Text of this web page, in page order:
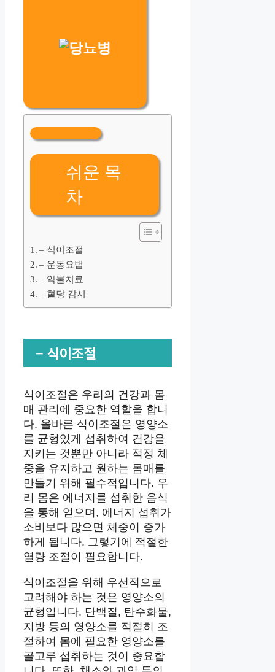
쉬운 목
차
– 식이조절
– 운동요법
– 약물치료
– 혈당 감시
– 식이조절
식이조절은 우리의 건강과 몸
매 관리에 중요한 역할을 합니
다. 올바른 식이조절은 영양소
를 균형있게 섭취하여 건강을
지키는 것뿐만 아니라 적정 체
중을 유지하고 원하는 몸매를
만들기 위해 필수적입니다. 우
리 몸은 에너지를 섭취한 음식
을 통해 얻으며, 에너지 섭취가
소비보다 많으면 체중이 증가
하게 됩니다. 그렇기에 적절한
열량 조절이 필요합니다.
식이조절을 위해 우선적으로
고려해야 하는 것은 영양소의
균형입니다. 단백질, 탄수화물,
지방 등의 영양소를 적절히 조
절하여 몸에 필요한 영양소를
골고루 섭취하는 것이 중요합